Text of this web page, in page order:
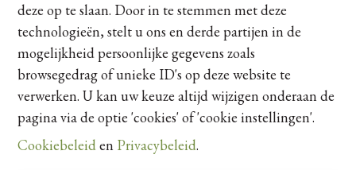
deze op te slaan. Door in te stemmen met deze
technologieën, stelt u ons en derde partijen in de
mogelijkheid persoonlijke gegevens zoals
browsegedrag of unieke ID's op deze website te
verwerken. U kan uw keuze altijd wijzigen onderaan de
pagina via de optie 'cookies' of 'cookie instellingen'.
Cookiebeleiden Privacybeleid.
Contacteer ons